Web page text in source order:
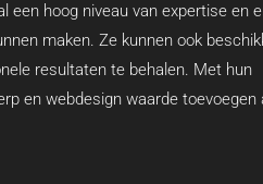
hoog niveau van expertise en
maken. Ze kunnen ook
resultaten te behalen. Met hun
en webdesign waarde toevoegen